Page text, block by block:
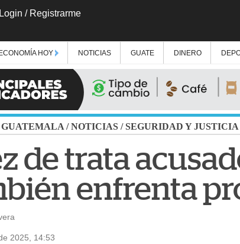
Login / Registrarme
HOY NOTICIAS GUATE DINERO
/NOTICIAS /SEGURIDAD Y JUSTICIA
de trata
enfrenta
2025, 14:53